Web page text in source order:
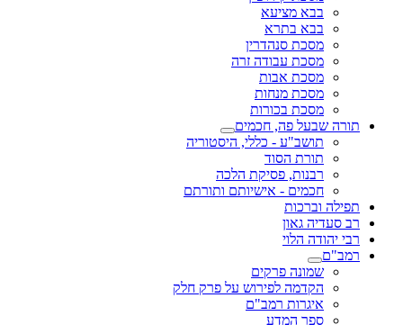
בבא מציעא
בבא בתרא
מסכת סנהדרין
מסכת עבודה זרה
מסכת אבות
מסכת מנחות
מסכת בכורות
תורה שבעל פה, חכמים
תושב"ע - כללי, היסטוריה
תורת הסוד
רבנות, פסיקת הלכה
חכמים - אישיותם ותורתם
תפילה וברכות
רב סעדיה גאון
רבי יהודה הלוי
רמב"ם
שמונה פרקים
הקדמה לפירוש על פרק חלק
איגרות רמב"ם
ספר המדע